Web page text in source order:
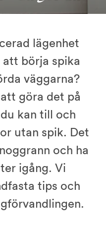
lägenhet
börja spika
väggarna?
göra det på
kan till och
utan spik. Det
och ha
igång. Vi
tips och